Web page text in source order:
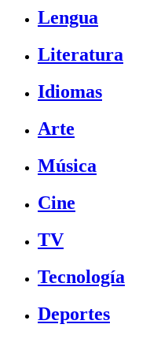
Lengua
Literatura
Idiomas
Arte
Música
Cine
TV
Tecnología
Deportes